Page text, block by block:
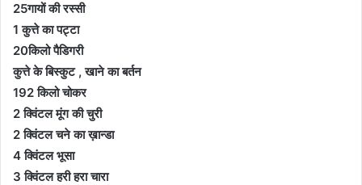
25गायों की रस्सी
1 कुत्ते का पट्टा
20किलो पैडिगरी
कुत्ते के बिस्कुट , खाने का बर्तन
192 किलो चोकर
2 क्विंटल मूंग की चुरी
2 क्विंटल चने का ख़ान्डा
4 क्विंटल भूसा
3 क्विंटल हरी हरा चारा